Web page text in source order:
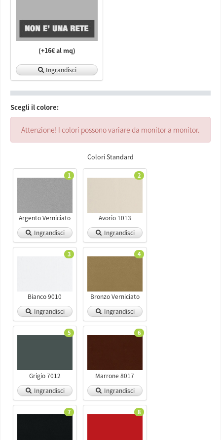
(+16€ al mq)
Ingrandisci
Scegli il colore:
Attenzione! I colori possono variare da monitor a monitor.
Colori Standard
1
Argento Verniciato
Ingrandisci
2
Avorio 1013
Ingrandisci
3
Bianco 9010
Ingrandisci
4
Bronzo Verniciato
Ingrandisci
5
Grigio 7012
Ingrandisci
6
Marrone 8017
Ingrandisci
7 8